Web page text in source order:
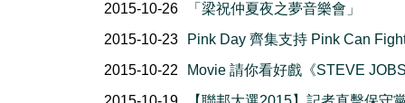
2015-10-26
「梁祝仲夏夜之夢音樂會」
2015-10-23
Pink Day 齊集支持 Pink Can
2015-10-22
Movie 請你看好戲《STEVE